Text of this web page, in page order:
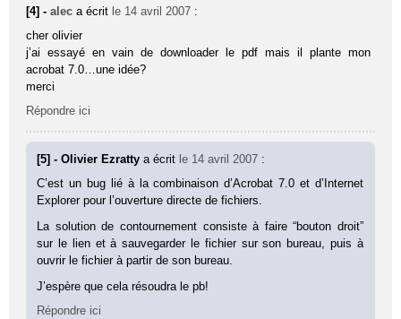
[4] -alec a écrit le 14 avril 2007 :
cher olivier
j’ai essayé en vain de downloader le pdf mais il plante mon
acrobat 7.0…une idée?
merci
Répondre ici
[5] - Olivier Ezrattya écrit le 14 avril 2007 :
C’est un bug lié à la combinaison d’Acrobat 7.0 et d’Internet
Explorer pour l’ouverture directe de fichiers.
La solution de contournement consiste à faire “bouton droit”
sur le lien et à sauvegarder le fichier sur son bureau, puis à
ouvrir le fichier à partir de son bureau.
J’espère que cela résoudra le pb!
Répondre ici